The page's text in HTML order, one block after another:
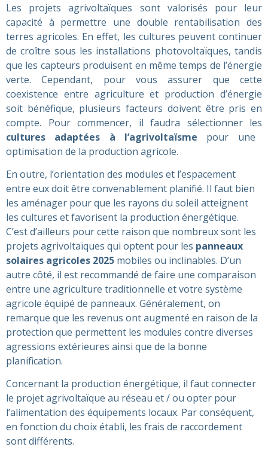
Les projets agrivoltaïques sont valorisés pour leur
capacité à permettre une double rentabilisation des
terres agricoles. En effet, les cultures peuvent continuer
de croître sous les installations photovoltaïques, tandis
que les capteurs produisent en même temps de l’énergie
verte. Cependant, pour vous assurer que cette
coexistence entre agriculture et production d’énergie
soit bénéfique, plusieurs facteurs doivent être pris en
compte. Pour commencer, il faudra sélectionner les
cultures adaptées à l’agrivoltaïsme pour une
optimisation de la production agricole.
En outre, l’orientation des modules et l’espacement
entre eux doit être convenablement planifié. Il faut bien
les aménager pour que les rayons du soleil atteignent
les cultures et favorisent la production énergétique.
C’est d’ailleurs pour cette raison que nombreux sont les
projets agrivoltaïques qui optent pour les panneaux
solaires agricoles 2025 mobiles ou inclinables. D’un
autre côté, il est recommandé de faire une comparaison
entre une agriculture traditionnelle et votre système
agricole équipé de panneaux. Généralement, on
remarque que les revenus ont augmenté en raison de la
protection que permettent les modules contre diverses
agressions extérieures ainsi que de la bonne
planification.
Concernant la production énergétique, il faut connecter
le projet agrivoltaïque au réseau et / ou opter pour
l’alimentation des équipements locaux. Par conséquent,
en fonction du choix établi, les frais de raccordement
sont différents.